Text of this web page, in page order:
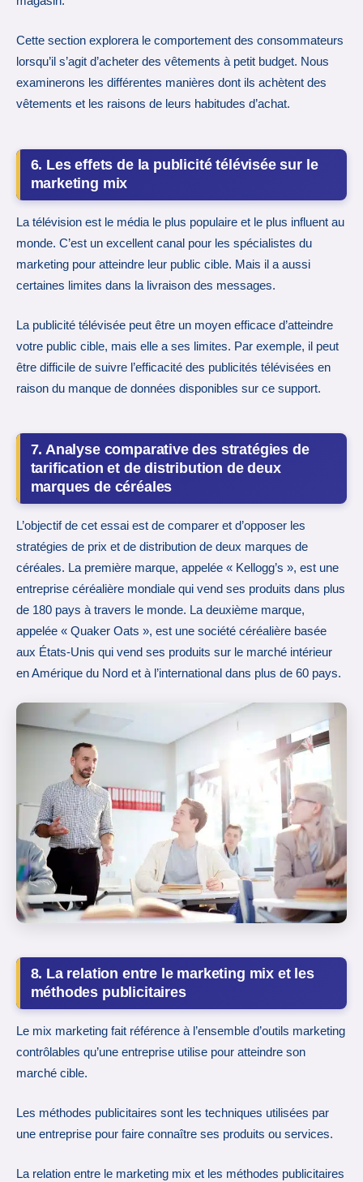
Cette section explorera le comportement des consommateurs
lorsqu’il s’agit d’acheter des vêtements à petit budget. Nous
examinerons les différentes manières dont ils achètent des
vêtements et les raisons de leurs habitudes d’achat.
6. Les effets de la publicité télévisée sur le
marketing mix
La télévision est le média le plus populaire et le plus influent au
monde. C’est un excellent canal pour les spécialistes du
marketing pour atteindre leur public cible. Mais il a aussi
certaines limites dans la livraison des messages.
La publicité télévisée peut être un moyen efficace d’atteindre
votre public cible, mais elle a ses limites. Par exemple, il peut
être difficile de suivre l’efficacité des publicités télévisées en
raison du manque de données disponibles sur ce support.
7. Analyse comparative des stratégies de
tarification et de distribution de deux
marques de céréales
L’objectif de cet essai est de comparer et d’opposer les
stratégies de prix et de distribution de deux marques de
céréales. La première marque, appelée « Kellogg’s », est une
entreprise céréalière mondiale qui vend ses produits dans plus
de 180 pays à travers le monde. La deuxième marque,
appelée « Quaker Oats », est une société céréalière basée
aux États-Unis qui vend ses produits sur le marché intérieur
en Amérique du Nord et à l’international dans plus de 60 pays.
8. La relation entre le marketing mix et les
méthodes publicitaires
Le mix marketing fait référence à l’ensemble d’outils marketing
contrôlables qu’une entreprise utilise pour atteindre son
marché cible.
Les méthodes publicitaires sont les techniques utilisées par
une entreprise pour faire connaître ses produits ou services.
La relation entre le marketing mix et les méthodes publicitaires